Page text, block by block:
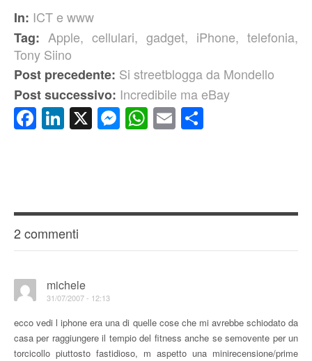
In: ICT e www
Tag: Apple, cellulari, gadget, iPhone, telefonia,
Tony Siino
Post precedente: Si streetblogga da Mondello
Post successivo: Incredibile ma eBay
Facebook
LinkedIn
X Messenger
WhatsApp
Email
2 commenti
michele
31/07/2007 - 12:13
ecco vedi l iphone era una di quelle cose che mi avrebbe schiodato da
casa per raggiungere il tempio del fitness anche se semovente per un
torcicollo piuttosto fastidioso, m aspetto una minirecensione/prime